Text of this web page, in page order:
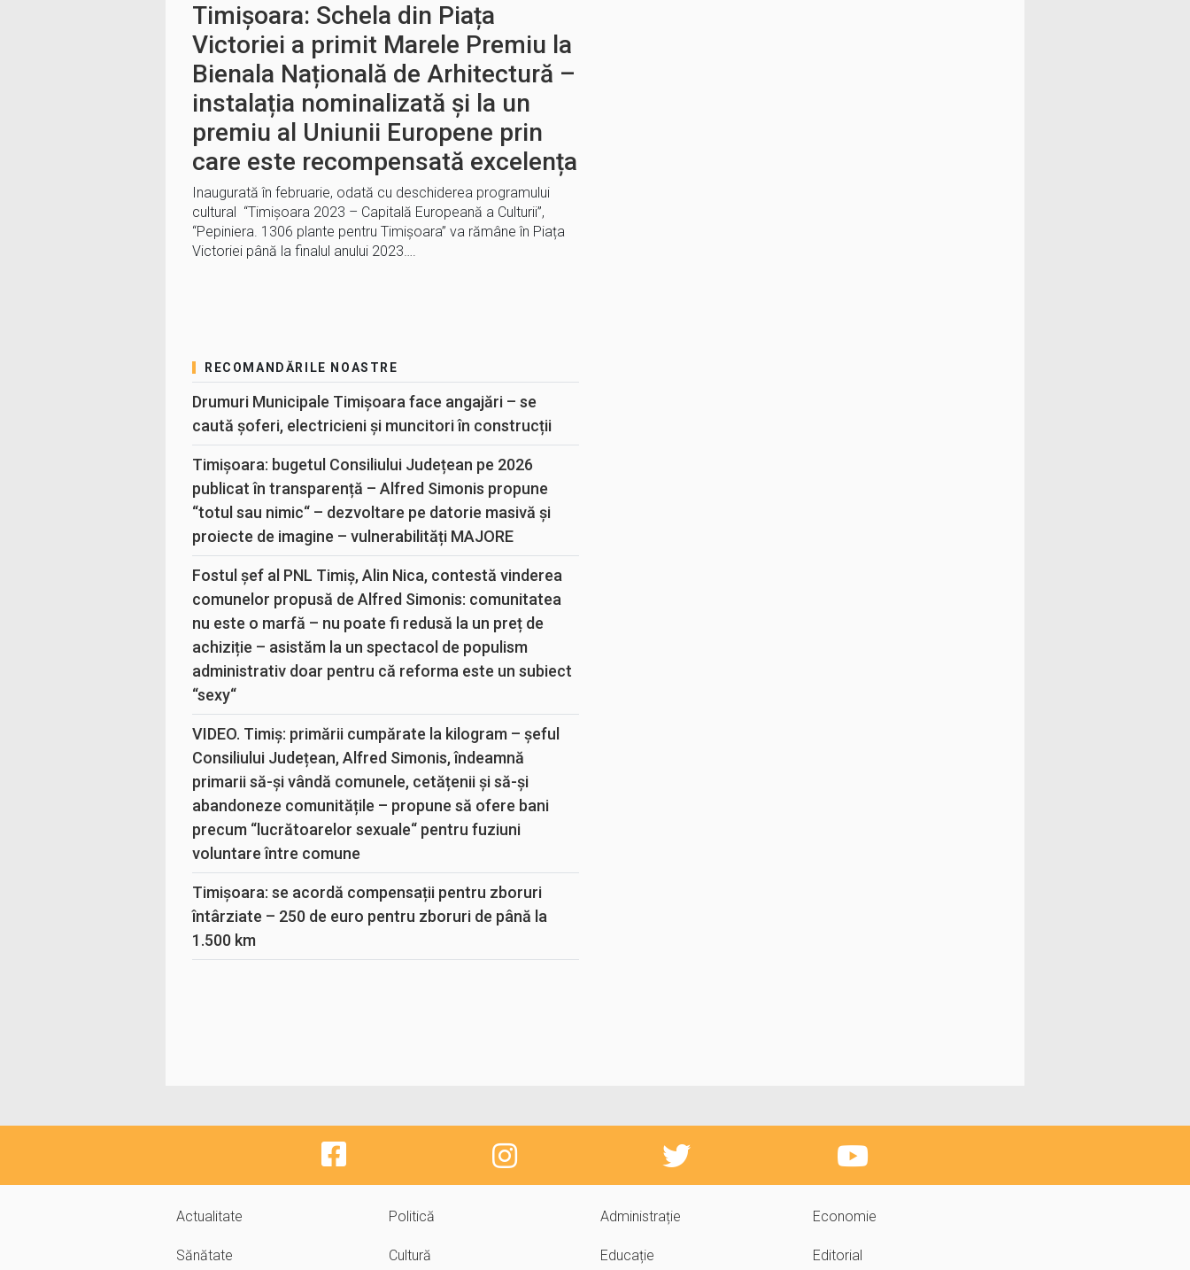
Timișoara: Schela din Piața
Victoriei a primit Marele Premiu la
Bienala Națională de Arhitectură –
instalația nominalizată și la un
premiu al Uniunii Europene prin
care este recompensată excelența
Inaugurată în februarie, odată cu deschiderea programului
cultural “Timișoara 2023 – Capitală Europeană a Culturii”,
“Pepiniera. 1306 plante pentru Timișoara” va rămâne în Piața
Victoriei până la finalul anului 2023….
RECOMANDĂRILE NOASTRE
Drumuri Municipale Timișoara face angajări – se
caută șoferi, electricieni și muncitori în construcții
Timișoara: bugetul Consiliului Județean pe 2026
publicat în transparență – Alfred Simonis propune
“totul sau nimic“ – dezvoltare pe datorie masivă și
proiecte de imagine – vulnerabilități MAJORE
Fostul șef al PNL Timiș, Alin Nica, contestă vinderea
comunelor propusă de Alfred Simonis: comunitatea
nu este o marfă – nu poate fi redusă la un preț de
achiziție – asistăm la un spectacol de populism
administrativ doar pentru că reforma este un subiect
“sexy“
VIDEO. Timiș: primării cumpărate la kilogram – șeful
Consiliului Județean, Alfred Simonis, îndeamnă
primarii să-și vândă comunele, cetățenii și să-și
abandoneze comunitățile – propune să ofere bani
precum “lucrătoarelor sexuale“ pentru fuziuni
voluntare între comune
Timișoara: se acordă compensații pentru zboruri
întârziate – 250 de euro pentru zboruri de până la
1.500 km
Actualitate Politică Administrație Economie
Sănătate Cultură Educație Editorial